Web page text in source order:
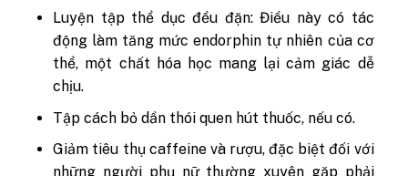
Luyện tập thể dục đều đặn: Điều này có tác
động làm tăng mức endorphin tự nhiên của cơ
thể, một chất hóa học mang lại cảm giác dễ
chịu.
Tập cách bỏ dần thói quen hút thuốc, nếu có.
Giảm tiêu thụ caffeine và rượu, đặc biệt đối với
những người phụ nữ thường xuyên gặp phải